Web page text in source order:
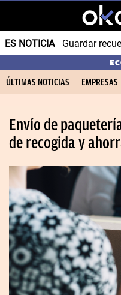
ES NOTICIA Guardar
ÚLTIMAS NOTICIAS EMPRESAS
Envío de
de recogida y